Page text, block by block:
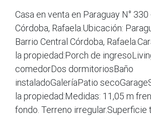
Casa en venta en Paraguay N°
Córdoba, Rafaela.Ubicación:
Barrio Central Córdoba,
la propiedad:Porch de
comedorDos dormitoriosBaño
instaladoGaleríaPatio
la propiedad:Medidas: 11,05 m
fondo. Terreno irregular.Superficie